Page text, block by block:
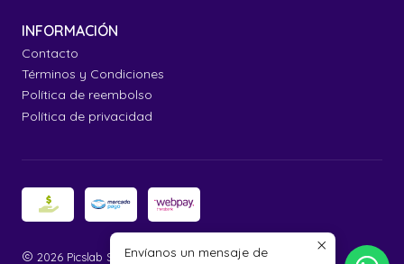
INFORMACIÓN
Contacto
Términos y Condiciones
Política de reembolso
Política de privacidad
2026 Picslab Store.Envíanos un mensaje de